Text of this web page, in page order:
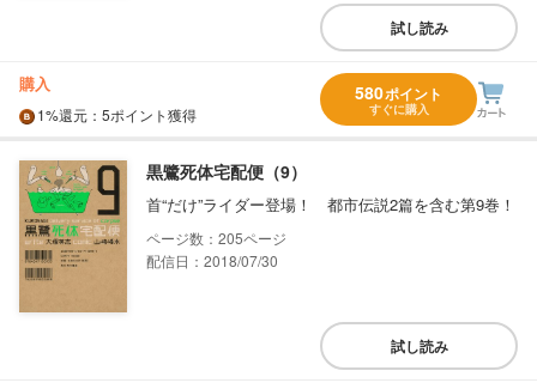
試し読み
購入
1%還元 ：5ポイント獲得
580ポイント
すぐに購入
黒鷺死体宅配便（9）
首“だけ”ライダー登場！ 都市伝説2篇を含む第9巻！
205
配信日：2018/07/30
試し読み